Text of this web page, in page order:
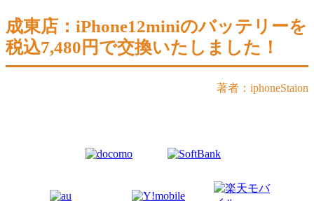
成東店：iPhone12miniのバッテリーを
税込7,480円で交換いたしました！
著者：iphoneStaion